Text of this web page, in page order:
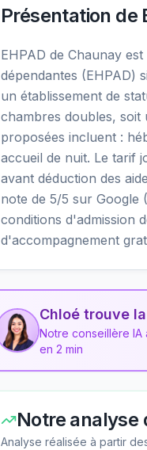
Présentation de
EHPAD de Chaunay
dépendantes (EHPAD)
un établissement de
chambres doubles, soit
proposées incluent :
accueil de nuit. Le tarif
avant déduction des
note de 5/5 sur Google
conditions d'admission
d'accompagnement
Chloé trouve
Notre conseillère IA
en 2 min
Notre analyse
Analyse réalisée à partir